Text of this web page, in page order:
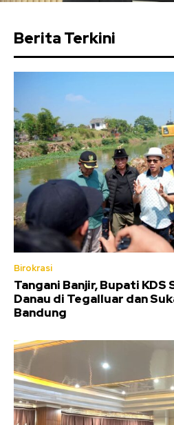
Berita Terkini
Birokrasi
Tangani Banjir, Bupati KDS
Danau di Tegalluar dan
Bandung